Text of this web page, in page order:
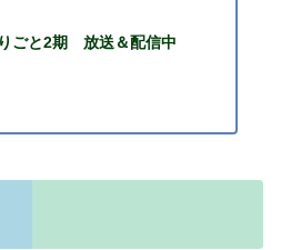
ごと2期 放送＆配信中